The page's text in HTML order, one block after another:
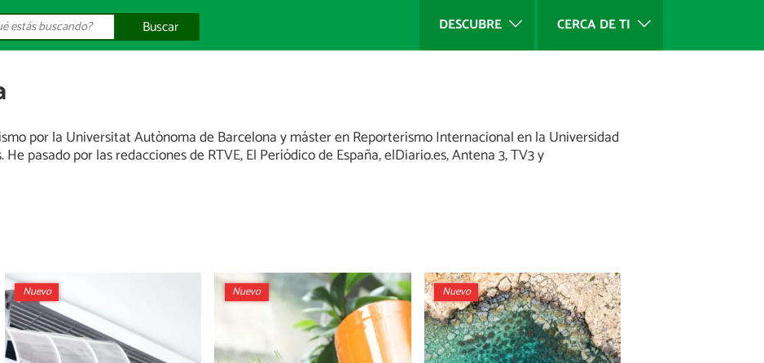
DESCUBRE CERCA DE TI
Buscar
por la Universitat Autònoma de Barcelona y máster en Reporterismo Internacional en la Universidad
pasado por las redacciones de RTVE, El Periódico de España, elDiario.es, Antena 3, TV3 y
Nuevo Nuevo Nuevo